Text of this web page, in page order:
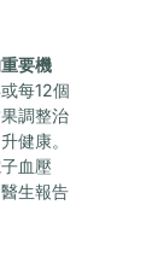
要機
每12個
調整治
健康。
血壓
生報告